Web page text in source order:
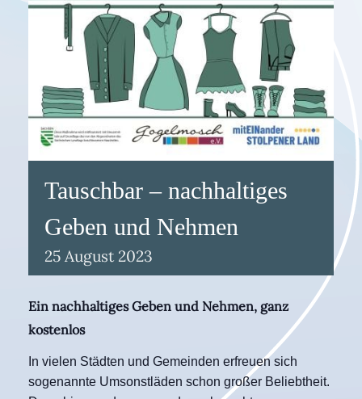
Tauschbar – nachhaltiges
Geben und Nehmen
25 August 2023
Ein nachhaltiges Geben und Nehmen, ganz
kostenlos
In vielen Städten und Gemeinden erfreuen sich
sogenannte Umsonstläden schon großer Beliebtheit.